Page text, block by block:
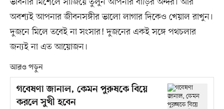
অবশ্যই আপনার জীবনসঙ্গীর ভালো লাগার দিকেও খেয়াল রাখুন।
দুজনে মিলে তবেই না সংসার! দুজনের একই সঙ্গে পথচলার
জন্যই না এত আয়োজন।
আরও পড়ুন
গবেষণা জানাল, কেমন পুরুষকে বিয়ে
করলে সুখী হবেন